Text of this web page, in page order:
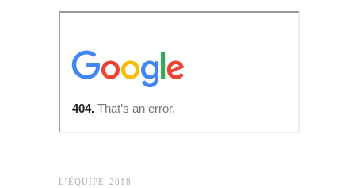
L’ÉQUIPE 2018